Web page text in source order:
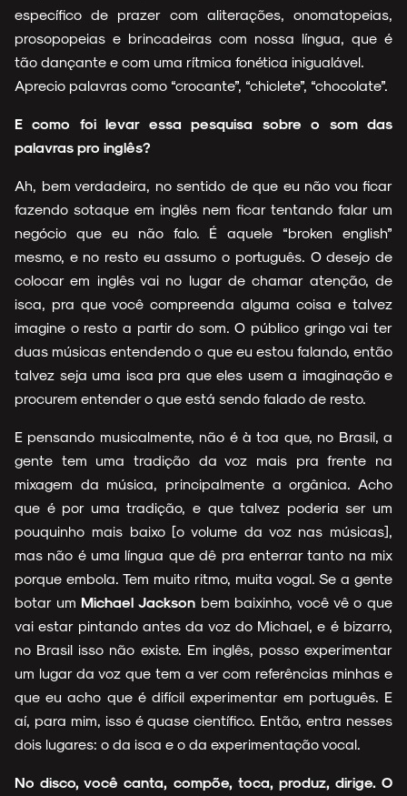
específico de prazer com aliterações, onomatopeias,
prosopopeias e brincadeiras com nossa língua, que é
tão dançante e com uma rítmica fonética inigualável.
Aprecio palavras como “crocante”, “chiclete”, “chocolate”.
E como foi levar essa pesquisa sobre o som das
palavras pro inglês?
Ah, bem verdadeira, no sentido de que eu não vou ficar
fazendo sotaque em inglês nem ficar tentando falar um
negócio que eu não falo. É aquele “broken english”
mesmo, e no resto eu assumo o português. O desejo de
colocar em inglês vai no lugar de chamar atenção, de
isca, pra que você compreenda alguma coisa e talvez
imagine o resto a partir do som. O público gringo vai ter
duas músicas entendendo o que eu estou falando, então
talvez seja uma isca pra que eles usem a imaginação e
procurem entender o que está sendo falado de resto.
E pensando musicalmente, não é à toa que, no Brasil, a
gente tem uma tradição da voz mais pra frente na
mixagem da música, principalmente a orgânica. Acho
que é por uma tradição, e que talvez poderia ser um
pouquinho mais baixo [o volume da voz nas músicas],
mas não é uma língua que dê pra enterrar tanto na mix
porque embola. Tem muito ritmo, muita vogal. Se a gente
botar um Michael Jackson bem baixinho, você vê o que
vai estar pintando antes da voz do Michael, e é bizarro,
no Brasil isso não existe. Em inglês, posso experimentar
um lugar da voz que tem a ver com referências minhas e
que eu acho que é difícil experimentar em português. E
aí, para mim, isso é quase científico. Então, entra nesses
dois lugares: o da isca e o da experimentação vocal.
No disco, você canta, compõe, toca, produz, dirige. O